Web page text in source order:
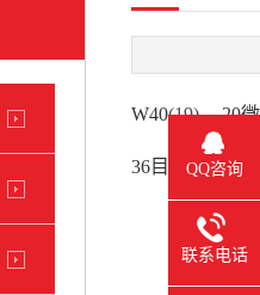
W40(19) 20
36目 (17) W50
QQ咨询
联系电话